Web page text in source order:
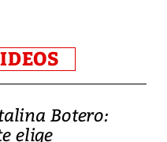
Botero:
elige